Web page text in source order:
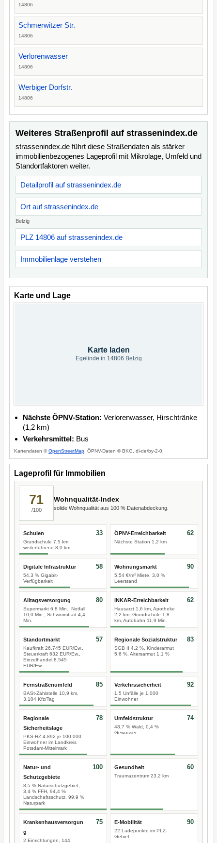
14806
Schmerwitzer Str.
14806
Verlorenwasser
14806
Werbiger Dorfstr.
14806
Weiteres Straßenprofil auf strassenindex.de
strassenindex.de führt diese Straßendaten als stärker
immobilienbezogenes Lageprofil mit Mikrolage, Umfeld und
Standortfaktoren weiter.
Detailprofil auf strassenindex.de
Ort auf strassenindex.de
Belzig
PLZ 14806 auf strassenindex.de
Immobilienlage verstehen
Karte und Lage
Karte laden
Egelinde in 14806 Belzig
Nächste ÖPNV-Station: Verlorenwasser, Hirschtränke
(1,2 km)
Verkehrsmittel: Bus
Kartendaten ©OpenStreetMap , ÖPNV-Daten © BKG, dl-de/by-2-0.
Lageprofil für Immobilien
71
/100
Wohnqualität-Index
solide Wohnqualität aus 100 % Datenabdeckung.
Schulen
Grundschule 7,5 km,
weiterführend 8,0 km
33 ÖPNV-Erreichbarkeit
Nächste Station 1,2 km
62
Digitale Infrastruktur
54,3 % Gigabit-
Verfügbarkeit
58 Wohnungsmarkt
5,54 €/m² Miete, 3,0 %
Leerstand
90
Alltagsversorgung
Supermarkt 6,8 Min., Notfall
10,0 Min., Schwimmbad 4,4
Min.
80 INKAR-Erreichbarkeit
Hausarzt 1,6 km, Apotheke
2,2 km, Grundschule 1,8
km, Autobahn 11,9 Min.
62
Standortmarkt
Kaufkraft 26.745 EUR/Ew.,
Steuerkraft 632 EUR/Ew.,
Einzelhandel 8.545
EUR/Ew.
57 Regionale Sozialstruktur
SGB II 4,2 %, Kinderarmut
5,6 %, Altersarmut 1,1 %
83
Fernstraßenumfeld
BASt-Zählstelle 10,9 km,
3.104 Kfz/Tag
85 Verkehrssicherheit
1,5 Unfälle je 1.000
Einwohner
92
Regionale
Sicherheitslage
PKS-HZ 4.892 je 100.000
Einwohner im Landkreis
Potsdam-Mittelmark
78 Umfeldstruktur
48,7 % Wald, 0,4 %
Gewässer
74
Natur- und
Schutzgebiete
8,5 % Naturschutzgebiet,
3,4 % FFH, 94,4 %
Landschaftsschutz, 99,9 %
Naturpark
100 Gesundheit
Traumazentrum 23,2 km
60
Krankenhausversorgun
g
2 Einrichtungen, 144
75 E-Mobilität
22 Ladepunkte im PLZ-
Gebiet
90